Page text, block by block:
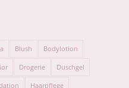
Blush Bodylotion
Drogerie Duschgel
Haarpflege